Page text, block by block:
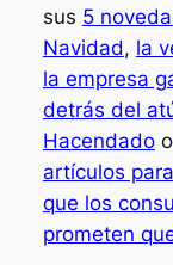
sus 5
Navidad, la
la empresa
detrás del
Hacendadoo
artículos
que los
prometen